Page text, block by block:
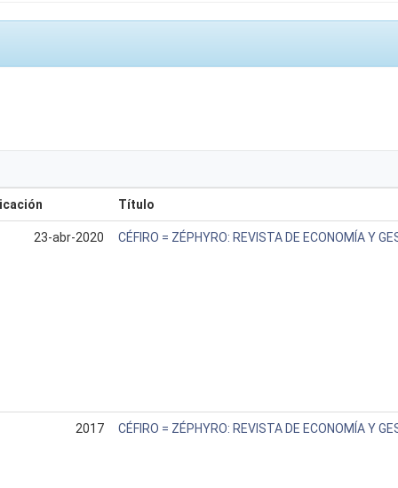
Título
23-abr-2020 CÉFIRO = ZÉPHYRO: REVISTA DE ECONOMÍA Y
2017 CÉFIRO = ZÉPHYRO: REVISTA DE ECONOMÍA Y